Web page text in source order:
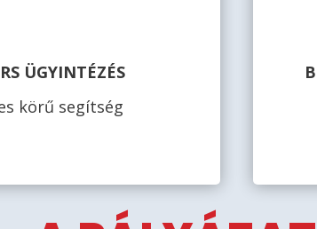
ÜGYINTÉZÉS
körű segítség